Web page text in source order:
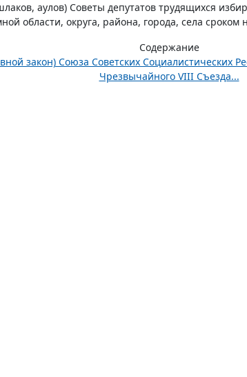
аулов) Советы депутатов трудящихся
области, округа, района, города, села сроком
Содержание
закон) Союза Советских Социалистических
Чрезвычайного VIII Съезда...